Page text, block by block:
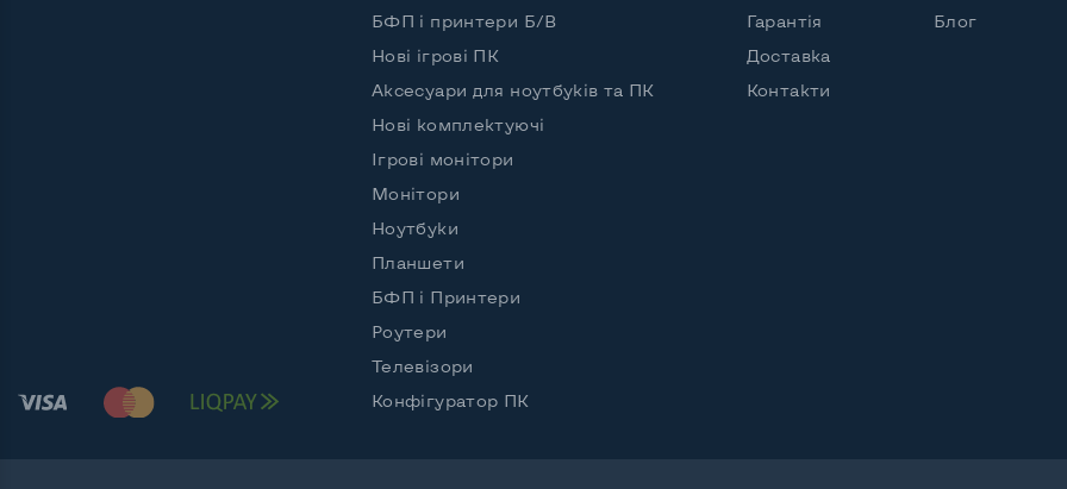
Вгору вниз, поворот вліво вправо, нахил,
поворот на кут 90 град
Ні
Чорний
Комплектація: Монітор, кабель живлення
БФП і принтери Б/В
Нові ігрові ПК
Аксесуари для ноутбуків та ПК
Нові комплектуючі
Ігрові монітори
Монітори
Ноутбуки
Планшети
БФП і Принтери
Роутери
Телевізори
Конфігуратор ПК
Гарантія
Доставка
Контакти
Блог